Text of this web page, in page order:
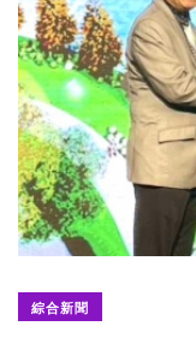
綜合新聞